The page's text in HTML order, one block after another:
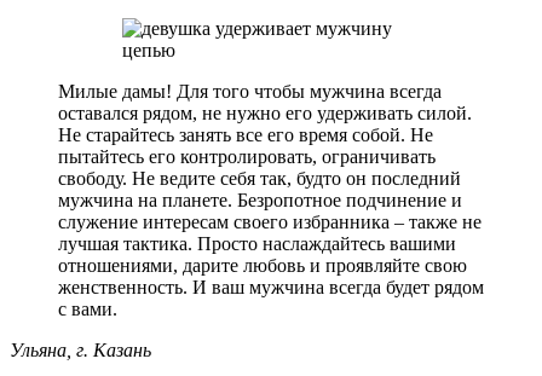
Милые дамы! Для того чтобы мужчина всегда
оставался рядом, не нужно его удерживать силой.
Не старайтесь занять все его время собой. Не
пытайтесь его контролировать, ограничивать
свободу. Не ведите себя так, будто он последний
мужчина на планете. Безропотное подчинение и
служение интересам своего избранника – также не
лучшая тактика. Просто наслаждайтесь вашими
отношениями, дарите любовь и проявляйте свою
женственность. И ваш мужчина всегда будет рядом
с вами.
Ульяна, г. Казань